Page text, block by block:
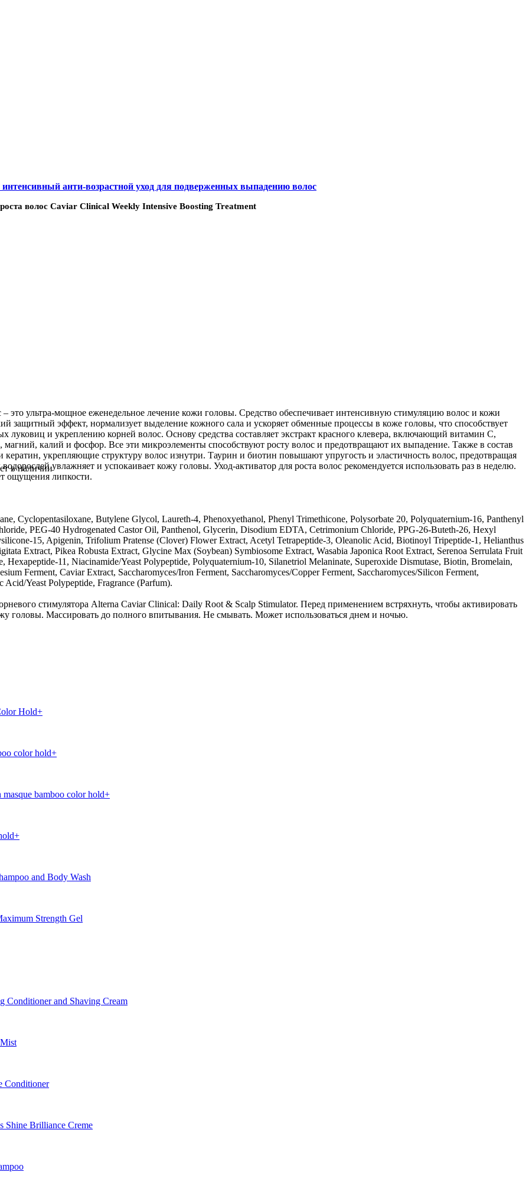
анти-возрастной уход для подверженных выпадению волос
волос Caviar Clinical Weekly Intensive Boosting Treatment
– это ультра-мощное еженедельное лечение кожи головы. Средство обеспечивает интенсивную стимуляцию волос и кожи
защитный эффект, нормализует выделение кожного сала и ускоряет обменные процессы в коже головы, что способствует
луковиц и укреплению корней волос. Основу средства составляет экстракт красного клевера, включающий витамин С,
магний, калий и фосфор. Все эти микроэлементы способствуют росту волос и предотвращают их выпадение. Также в состав
кератин, укрепляющие структуру волос изнутри. Таурин и биотин повышают упругость и эластичность волос, предотвращая
увлажняет и успокаивает кожу головы. Уход-активатор для роста волос рекомендуется использовать раз в неделю.
ощущения липкости.
Cyclopentasiloxane, Butylene Glycol, Laureth-4, Phenoxyethanol, Phenyl Trimethicone, Polysorbate 20, Polyquaternium-16, Panthenyl
PEG-40 Hydrogenated Castor Oil, Panthenol, Glycerin, Disodium EDTA, Cetrimonium Chloride, PPG-26-Buteth-26, Hexyl
15, Apigenin, Trifolium Pratense (Clover) Flower Extract, Acetyl Tetrapeptide-3, Oleanolic Acid, Biotinoyl Tripeptide-1, Helianthus
Extract, Pikea Robusta Extract, Glycine Max (Soybean) Symbiosome Extract, Wasabia Japonica Root Extract, Serenoa Serrulata Fruit
Hexapeptide-11, Niacinamide/Yeast Polypeptide, Polyquaternium-10, Silanetriol Melaninate, Superoxide Dismutase, Biotin, Bromelain,
Ferment, Caviar Extract, Saccharomyces/Iron Ferment, Saccharomyces/Copper Ferment, Saccharomyces/Silicon Ferment,
Acid/Yeast Polypeptide, Fragrance (Parfum).
стимулятора Alterna Caviar Clinical: Daily Root & Scalp Stimulator. Перед применением встряхнуть, чтобы активировать
головы. Массировать до полного впитывания. Не смывать. Может использоваться днем и ночью.
в наличии
Laque Лак для укладки сверхсильной фиксации
Koleston Perfect
духов (розовый)
12000 руб.
12000 руб.
Hold+
color hold+
bamboo color hold+
and Body Wash
Strength Gel
Conditioner and Shaving Cream
Conditioner
Shine Brilliance Creme